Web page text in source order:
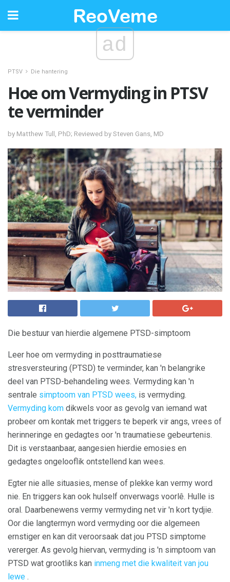
ad
PTSV Die hantering
Hoe om Vermyding in PTSV
te verminder
by Matthew Tull, PhD; Reviewed by Steven Gans, MD
Die bestuur van hierdie algemene PTSD-simptoom
Leer hoe om vermyding in posttraumatiese
stresversteuring (PTSD) te verminder, kan 'n belangrike
deel van PTSD-behandeling wees. Vermyding kan 'n
sentrale simptoom van PTSD wees, is vermyding.
Vermyding kom dikwels voor as gevolg van iemand wat
probeer om kontak met triggers te beperk vir angs, vrees of
herinneringe en gedagtes oor 'n traumatiese gebeurtenis.
Dit is verstaanbaar, aangesien hierdie emosies en
gedagtes ongelooflik ontstellend kan wees.
Egter nie alle situasies, mense of plekke kan vermy word
nie. En triggers kan ook hulself onverwags voorlê. Hulle is
oral. Daarbenewens vermy vermyding net vir 'n kort tydjie.
Oor die langtermyn word vermyding oor die algemeen
ernstiger en kan dit veroorsaak dat jou PTSD simptome
vererger. As gevolg hiervan, vermyding is 'n simptoom van
PTSD wat grootliks kan inmeng met die kwaliteit van jou
lewe .